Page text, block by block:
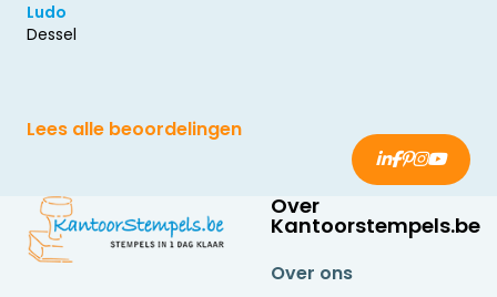
Ludo
Dessel
Lees alle beoordelingen
Over
Kantoorstempels.be
Over ons